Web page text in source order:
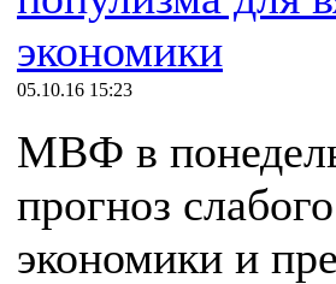
экономики
05.10.16 15:23
МВФ в
прогноз
экономики и